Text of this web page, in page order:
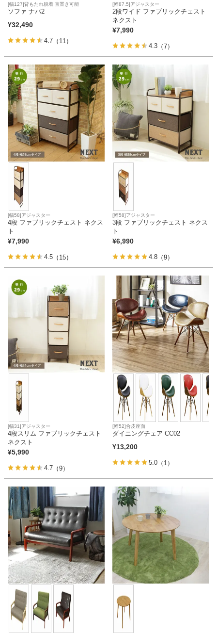
[幅127]背もたれ脱着 直置き可能
ソファ ナパ2
¥32,490
4.7 （11）
[幅87.5]アジャスター
2段ワイド ファブリックチェスト
ネクスト
¥7,990
4.3 （7）
[幅58]アジャスター
4段 ファブリックチェスト ネクス
ト
¥7,990
4.5 （15）
[幅58]アジャスター
3段 ファブリックチェスト ネクス
ト
¥6,990
4.8 （9）
[幅31]アジャスター
4段スリム ファブリックチェスト
ネクスト
¥5,990
4.7 （9）
[幅52]合皮座面
ダイニングチェア CC02
¥13,200
5.0 （1）